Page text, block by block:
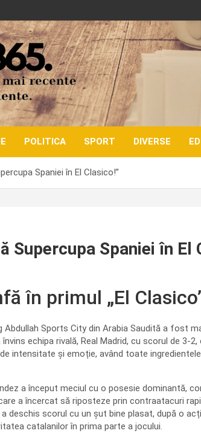
POLITICA SPORT DIVERSE
Spaniei în El Clasico!”
Supercupa Spaniei în El
în primul „El
Abdullah Sports City din Arabia Saudită a fost
echipa rivală, Real Madrid, cu scorul de 3-
intensitate și emoție, având toate
a început meciul cu o posesie dominantă,
a încercat să riposteze prin contraatacuri
deschis scorul cu un șut bine plasat, după o
catalanilor în prima parte a jocului.